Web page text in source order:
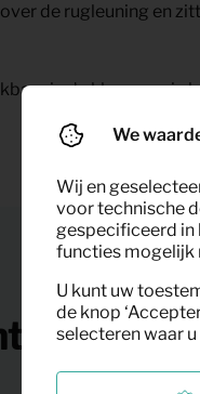
de rugleuning en
in de kleur oranje
We
Wij en
voor technische
gespecificeerd in
functies mogelijk
U kunt uw
de knop
selecteren waar